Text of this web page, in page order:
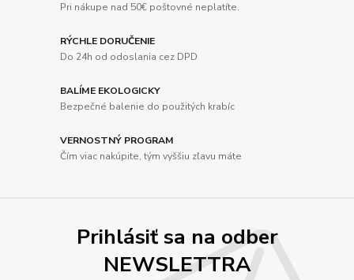
Pri nákupe nad 50€ poštovné neplatíte.
RÝCHLE DORUČENIE
Do 24h od odoslania cez DPD
BALÍME EKOLOGICKY
Bezpečné balenie do použitých krabíc
VERNOSTNÝ PROGRAM
Čím viac nakúpite, tým vyššiu zľavu máte
Prihlásiť sa na odber
NEWSLETTRA